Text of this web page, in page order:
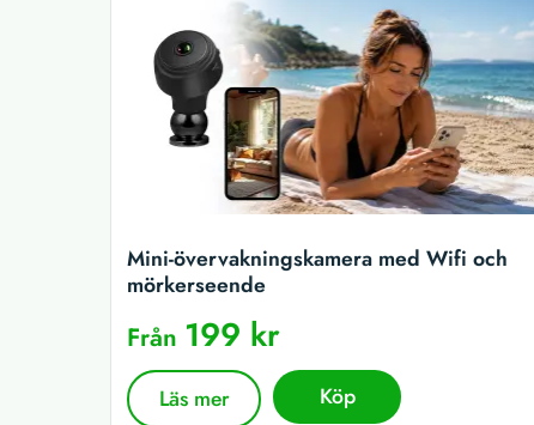
Mini-övervakningskamera med Wifi och
mörkerseende
Från 199 kr
Läs mer Köp